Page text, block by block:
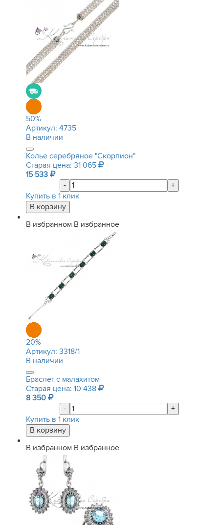
50%
Артикул: 4735
В наличии
Колье серебряное "Скорпион"
Старая цена: 31 065
15 533
-
+
Купить в 1 клик
В избранном В избранное
20%
Артикул: 3318/1
В наличии
Браслет с малахитом
Старая цена: 10 438
8 350
-
+
Купить в 1 клик
В избранном В избранное